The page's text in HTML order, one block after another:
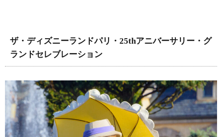
ザ・ディズニーランドパリ・25thアニバーサリー・グ
ランドセレブレーション